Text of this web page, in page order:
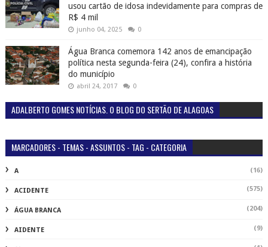
usou cartão de idosa indevidamente para compras de
R$ 4 mil
junho 04, 2025 0
Água Branca comemora 142 anos de emancipação
política nesta segunda-feira (24), confira a história
do município
abril 24, 2017 0
ADALBERTO GOMES NOTÍCIAS. O BLOG DO SERTÃO DE ALAGOAS
MARCADORES - TEMAS - ASSUNTOS - TAG - CATEGORIA
A (16)
ACIDENTE (575)
ÁGUA BRANCA (204)
AIDENTE (9)